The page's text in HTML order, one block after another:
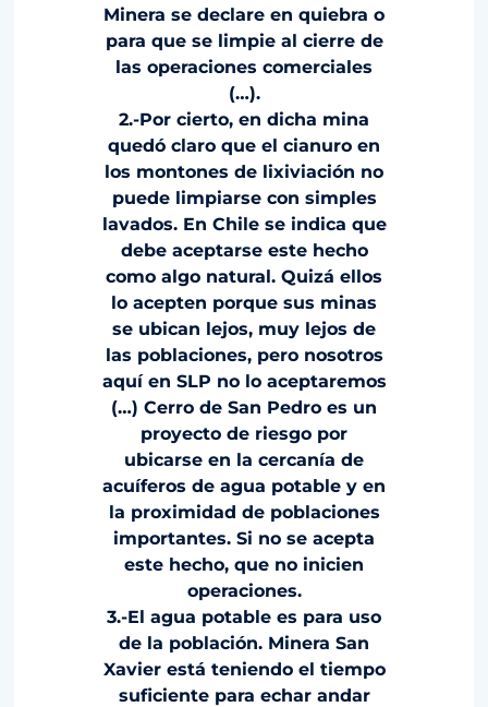
Minera se declare en quiebra o
para que se limpie al cierre de
las operaciones comerciales
(…).
2.-Por cierto, en dicha mina
quedó claro que el cianuro en
los montones de lixiviación no
puede limpiarse con simples
lavados. En Chile se indica que
debe aceptarse este hecho
como algo natural. Quizá ellos
lo acepten porque sus minas
se ubican lejos, muy lejos de
las poblaciones, pero nosotros
aquí en SLP no lo aceptaremos
(…) Cerro de San Pedro es un
proyecto de riesgo por
ubicarse en la cercanía de
acuíferos de agua potable y en
la proximidad de poblaciones
importantes. Si no se acepta
este hecho, que no inicien
operaciones.
3.-El agua potable es para uso
de la población. Minera San
Xavier está teniendo el tiempo
suficiente para echar andar